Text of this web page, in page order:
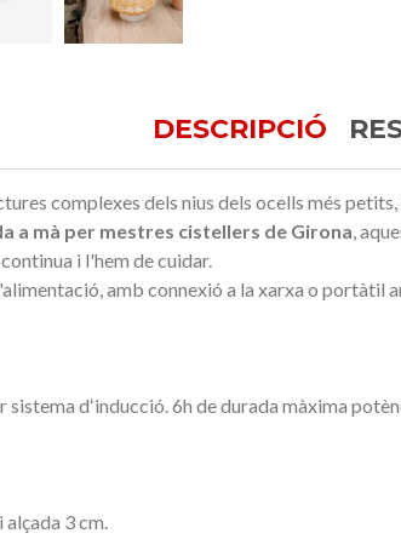
DESCRIPCIÓ
complexes dels nius dels ocells més
a mà per mestres cistellers de Girona,
i l'hem de cuidar.
amb connexió a la xarxa o portàtil
dʻinducció.6h de durada màxima
3 cm.